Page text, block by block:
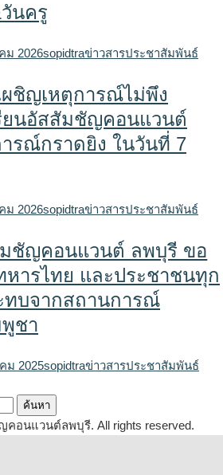
นครู
ม 2026sopidtraข่าวสารประชาสัมพันธ์
ชิญเหตุการณ์ไม่พึง
ยนอัสสัมชัญคอนแวนต์
รณ์กราดยิง ในวันที่ 7
ม 2026sopidtraข่าวสารประชาสัมพันธ์
มชัญคอนแวนต์ ลพบุรี ขอ
หารไทย และประชาชนทุก
ทบจากสถานการณ์
ชา
ม 2025sopidtraข่าวสารประชาสัมพันธ์
คอนแวนต์ลพบุรี. All rights reserved.